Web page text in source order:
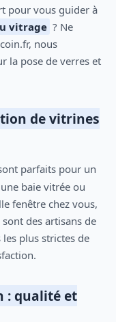
pour vous guider à
vitrage ? Ne
nous
la pose de verres et
de vitrines
parfaits pour un
baie vitrée ou
fenêtre chez vous,
des artisans de
plus strictes de
: qualité et